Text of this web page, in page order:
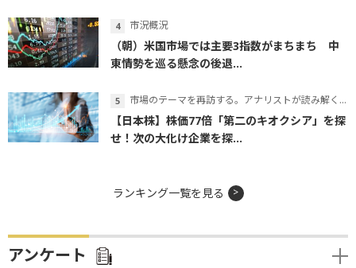
市況概況
（朝）米国市場では主要3指数がまちまち 中
東情勢を巡る懸念の後退...
市場のテーマを再訪する。アナリストが読み解くテーマの本質
【日本株】株価77倍「第二のキオクシア」を探
せ！次の大化け企業を探...
ランキング一覧を見る
アンケート